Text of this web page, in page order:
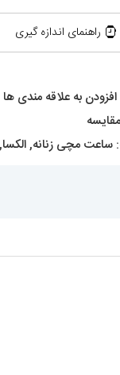
راهنمای اندازه گیری
افزودن به علاقه مندی ها
مقایسه
ساعت مچی زنانه,الکسا,